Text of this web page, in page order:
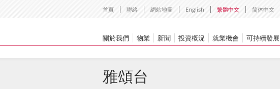
首頁 聯絡 網站地圖 English 繁體中文 简体中文
關於我們 物業 新聞 投資概況 就業機會 可持續發展
雅頌台